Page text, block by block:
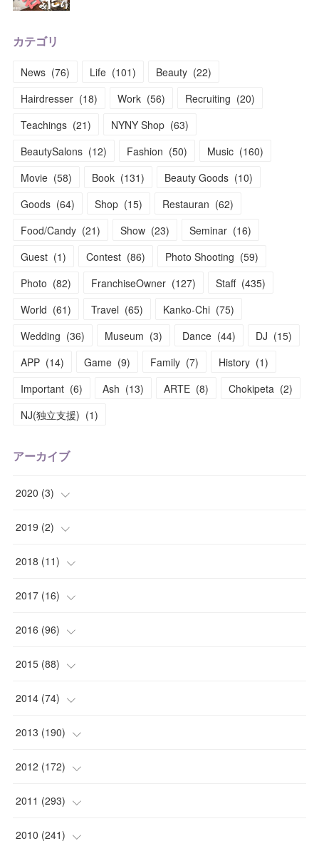
カテゴリ
News (76) Life (101) Beauty (22)
Hairdresser (18) Work (56) Recruiting (20)
Teachings (21) NYNY Shop (63)
BeautySalons (12) Fashion (50) Music (160)
Movie (58) Book (131) Beauty Goods (10)
Goods (64) Shop (15) Restauran (62)
Food/Candy (21) Show (23) Seminar (16)
Guest (1) Contest (86) Photo Shooting (59)
Photo (82) FranchiseOwner (127) Staff (435)
World (61) Travel (65) Kanko-Chi (75)
Wedding (36) Museum (3) Dance (44) DJ (15)
APP (14) Game (9) Family (7) History (1)
Important (6) Ash (13) ARTE (8) Chokipeta (2)
NJ(独立支援) (1)
アーカイブ
2020 (3)
(1
( 1)
(1)
2019 (2)
( 1)
(1)
2018 (11)
(2)
(1)
(1)
(1)
2017 (16)
(1)
(2)
(1)
( 3)
2016 (96)
(2)
(5)
(6)
(3)
2015 (88)
(4)
(7)
(6)
(6)
12)
2014 (74)
(9)
(14)
(6)
( 1 )
2013 (190)
(17)
(22)
(11)
2012 (172)
(12)
(8)
2011 (293)
(32)
2010 (241)